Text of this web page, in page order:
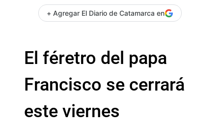
+ Agregar El Diario de Catamarca en
El féretro del papa
Francisco se cerrará
este viernes